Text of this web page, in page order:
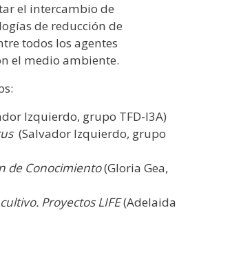
el intercambio de
de reducción de
todos los agentes
el medio ambiente.
Izquierdo, grupo TFD-I3A)
(Salvador Izquierdo, grupo
de Conocimiento(Gloria Gea,
Proyectos LIFE(Adelaida